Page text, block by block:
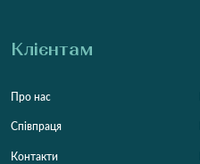
Клієнтам
Про нас
Співпраця
Контакти